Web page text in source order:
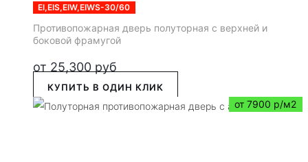
EI,EIS,EIW,EIWS-30/60
Противопожарная дверь полуторная с верхней и
боковой фрамугой
от 25,300 руб
КУПИТЬ В ОДИН КЛИК
от 7900 р/м2